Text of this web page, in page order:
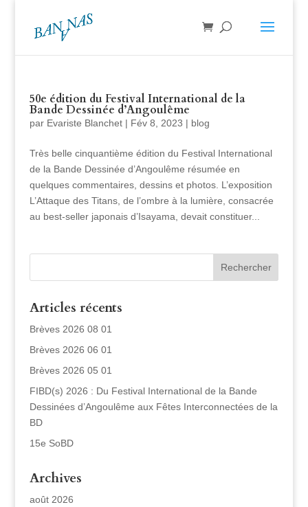
50e édition du Festival International de la
Bande Dessinée d’Angoulême
par Evariste Blanchet| Fév 8, 2023 | blog
Très belle cinquantième édition du Festival International
de la Bande Dessinée d’Angoulême résumée en
quelques commentaires, dessins et photos. L’exposition
L’Attaque des Titans, de l’ombre à la lumière, consacrée
au best-seller japonais d’Isayama, devait constituer...
Articles récents
Brèves 2026 08 01
Brèves 2026 06 01
Brèves 2026 05 01
FIBD(s) 2026 : Du Festival International de la Bande
Dessinées d’Angoulême aux Fêtes Interconnectées de la
BD
15e SoBD
Archives
août 2026